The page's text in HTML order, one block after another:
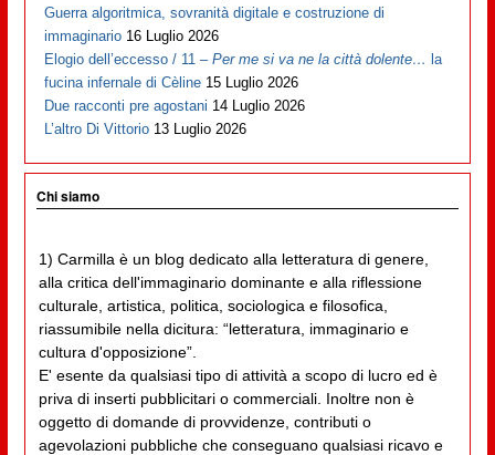
Guerra algoritmica, sovranità digitale e costruzione di
immaginario 16 Luglio 2026
Elogio dell’eccesso / 11 –Per me si va ne la città dolente… la
fucina infernale di Cèline 15 Luglio 2026
Due racconti pre agostani 14 Luglio 2026
L’altro Di Vittorio 13 Luglio 2026
Chi siamo
1) Carmilla è un blog dedicato alla letteratura di genere,
alla critica dell'immaginario dominante e alla riflessione
culturale, artistica, politica, sociologica e filosofica,
riassumibile nella dicitura: “letteratura, immaginario e
cultura d'opposizione”.
E' esente da qualsiasi tipo di attività a scopo di lucro ed è
priva di inserti pubblicitari o commerciali. Inoltre non è
oggetto di domande di provvidenze, contributi o
agevolazioni pubbliche che conseguano qualsiasi ricavo e